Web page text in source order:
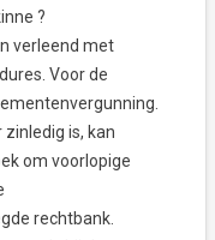
?
verleend met
Voor de
is, kan
om voorlopige
rechtbank.